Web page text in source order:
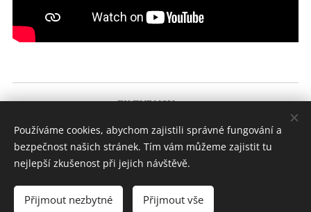
FK TURNOV, z.s.
Koškova 2277, 511 01 Turnov
Copyright ©FK
Turnov, z.s. Všechna práva
Cookies
Používáme cookies, abychom zajistili správné fungování a
bezpečnost našich stránek. Tím vám můžeme zajistit tu
nejlepší zkušenost při jejich návštěvě.
Přijmout nezbytné Přijmout vše